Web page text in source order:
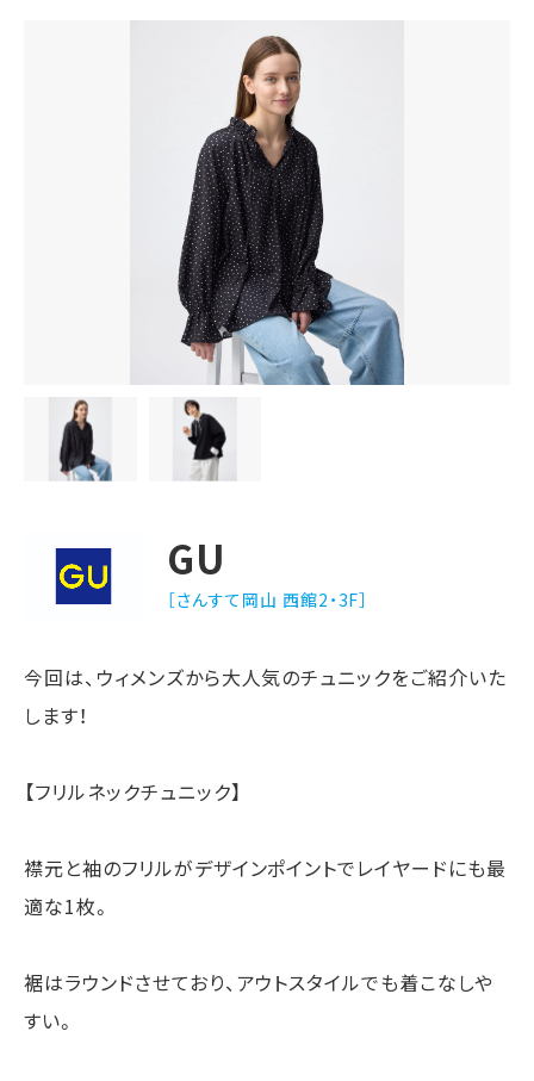
GU
［さんすて岡山 西館2・3F］
今回は、ウィメンズから大人気のチュニックをご紹介いた
します！
【フリルネックチュニック】
襟元と袖のフリルがデザインポイントでレイヤードにも最
適な1枚。
裾はラウンドさせており、アウトスタイルでも着こなしや
すい。